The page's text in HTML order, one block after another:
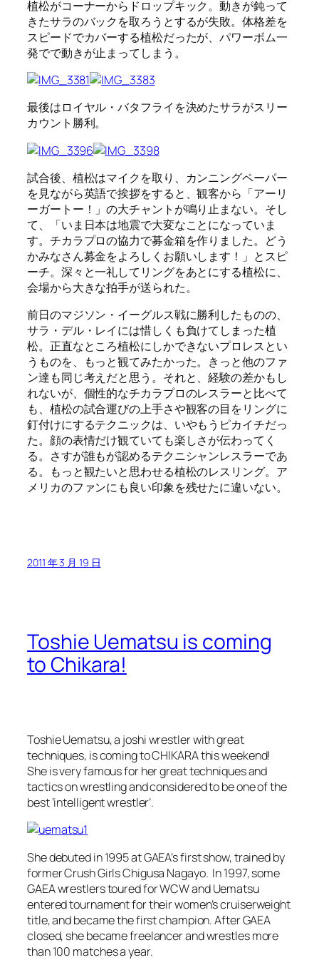
植松がコーナーからドロップキック。動きが鈍って
きたサラのバックを取ろうとするが失敗。体格差を
スピードでカバーする植松だったが、パワーボム一
発でで動きが止まってしまう。
最後はロイヤル・バタフライを決めたサラがスリー
カウント勝利。
試合後、植松はマイクを取り、カンニングペーパー
を見ながら英語で挨拶をすると、観客から「アーリ
ーガートー！」の大チャントが鳴り止まない。そし
て、「いま日本は地震で大変なことになっていま
す。チカラプロの協力で募金箱を作りました。どう
かみなさん募金をよろしくお願いします！」とスピ
ーチ。深々と一礼してリングをあとにする植松に、
会場から大きな拍手が送られた。
前日のマジソン・イーグルス戦に勝利したものの、
サラ・デル・レイには惜しくも負けてしまった植
松。正直なところ植松にしかできないプロレスとい
うものを、もっと観てみたかった。きっと他のファ
ン達も同じ考えだと思う。それと、経験の差かもし
れないが、個性的なチカラプロのレスラーと比べて
も、植松の試合運びの上手さや観客の目をリングに
釘付けにするテクニックは、いやもうピカイチだっ
た。顔の表情だけ観ていても楽しさが伝わってく
る。さすが誰もが認めるテクニシャンレスラーであ
る。もっと観たいと思わせる植松のレスリング。ア
メリカのファンにも良い印象を残せたに違いない。
2011 年 3 月 19 日
Toshie Uematsu is coming
to Chikara!
Toshie Uematsu, a joshi wrestler with great
techniques, is coming to CHIKARA this weekend!
She is very famous for her great techniques and
tactics on wrestling and considered to be one of the
best ‘intelligent wrestler’.
She debuted in 1995 at GAEA’s first show, trained by
former Crush Girls Chigusa Nagayo. In 1997, some
GAEA wrestlers toured for WCW and Uematsu
entered tournament for their women’s cruiserweight
title, and became the first champion. After GAEA
closed, she became freelancer and wrestles more
than 100 matches a year.